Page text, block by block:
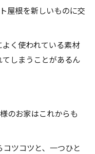
屋根を新しいものに交
く使われている素材
しまうことがあるん
のお家はこれからも
ツコツと、一つひと